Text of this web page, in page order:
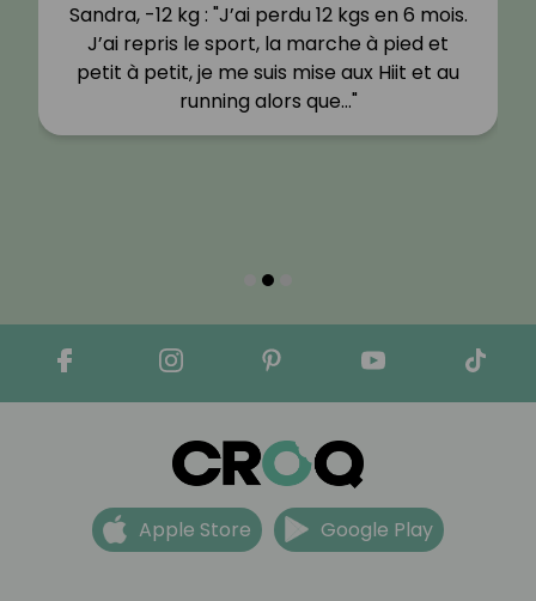
Sandra, -12 kg : "J’ai perdu 12 kgs en 6 mois.
J’ai repris le sport, la marche à pied et
petit à petit, je me suis mise aux Hiit et au
running alors que…"
Apple Store Google Play